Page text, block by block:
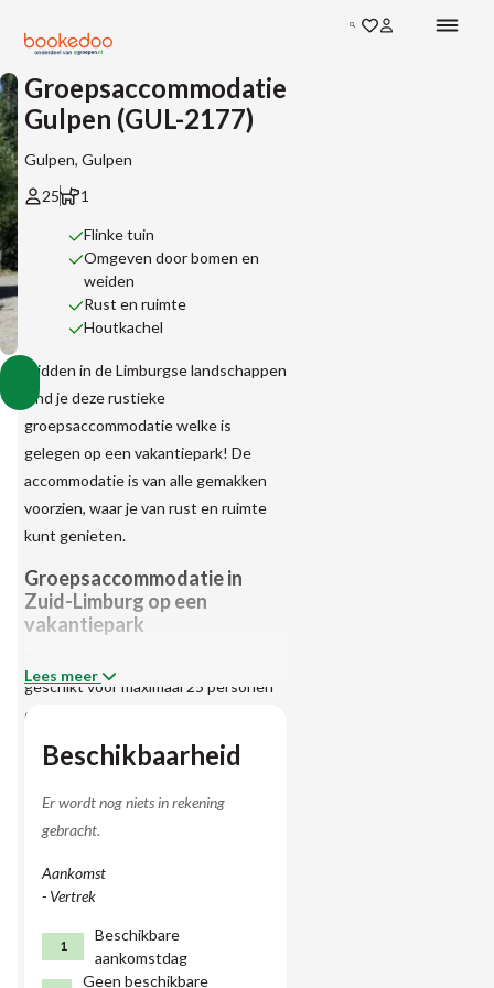
Zoeken
Toon
alle
afbeeldingen
Accommodaties
Vakantiehuizen
in
Nederland
Vakantiehuizen
in
Vakantiehuizen
in
Groepsaccommodatie
Gulpen
(GUL-
2177)
Groepsaccommodatie
Gulpen (GUL-2177)
Gulpen, Gulpen
25
1
Flinke tuin
Omgeven door bomen en
weiden
Rust en ruimte
Houtkachel
Midden in de Limburgse landschappen
vind je deze rustieke
groepsaccommodatie welke is
gelegen op een vakantiepark! De
accommodatie is van alle gemakken
voorzien, waar je van rust en ruimte
kunt genieten.
Groepsaccommodatie in
Zuid-Limburg op een
vakantiepark
geschikt voor maximaal 25 personen
en beschikt over twaalf slaapkamers
waarvan drie beneden. In totaal is
deze woning voorzien van vier
badkamers. Er is een
keuken/eetkamer en royale
heerlijk opwarmen na een mooie
wandeling. Er is zitplaats voor
iedereen! Deze groepsaccommodatie
is tevens zeer geschikt voor
Lees meer
Beschikbaarheid
Er wordt nog niets in rekening
gebracht.
Aankomst
- Vertrek
1
Beschikbare
aankomstdag
Geen beschikbare